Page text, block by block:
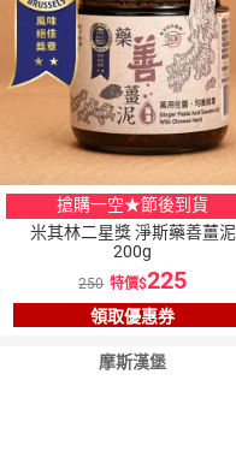
搶購一空★節後到貨
米其林二星獎 淨斯藥善薑泥
200g
250 特價 225
領取優惠券
摩斯漢堡